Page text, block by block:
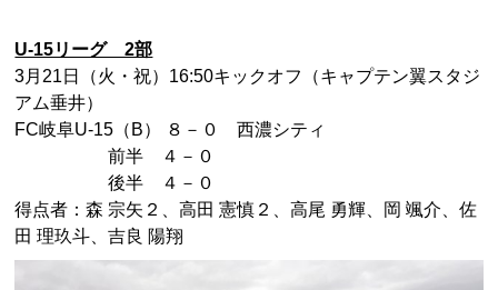
U-15リーグ 2部
3月21日（火・祝）16:50キックオフ（キャプテン翼スタジ
アム垂井）
FC岐阜U-15（B） ８－０ 西濃シティ
前半 ４－０
後半 ４－０
得点者：森 宗矢２、高田 憲慎２、高尾 勇輝、岡 颯介、佐
田 理玖斗、吉良 陽翔